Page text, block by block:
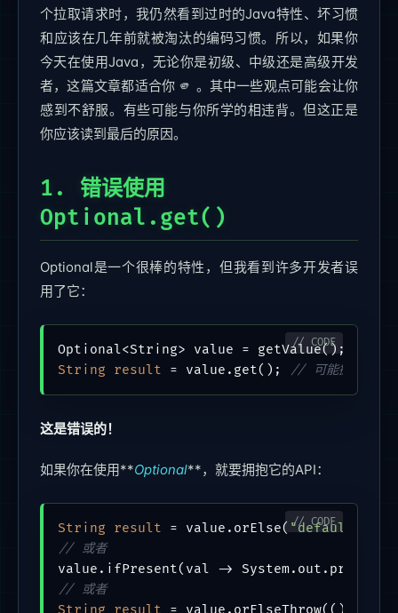
个拉取请求时，我仍然看到过时的Java特性、坏习惯
和应该在几年前就被淘汰的编码习惯。所以，如果你
今天在使用Java，无论你是初级、中级还是高级开发
者，这篇文章都适合你 🫵 。其中一些观点可能会让你
感到不舒服。有些可能与你所学的相违背。但这正是
你应该读到最后的原因。
1. 错误使用
Optional.get()
Optional是一个很棒的特性，但我看到许多开发者误
用了它：
String
result = value.get(); // 可能抛出
这是错误的！
如果你在使用**Optional**，就要拥抱它的API：
String result = value.orElse( "default"
// 或者
// 或者